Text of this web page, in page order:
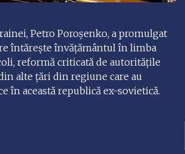
Petro Poroșenko, a promulgat
întărește învățământul în limba
reformă criticată de autoritățile
alte țări din regiune care au
în această republică ex-sovietică.